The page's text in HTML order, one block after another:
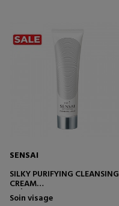
SENSAI
SILKY PURIFYING CLEANSING
CREAM
CRÈME NETTOYANTE
Soin visage